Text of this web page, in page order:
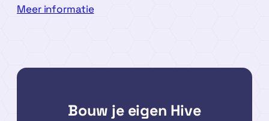
Meer informatie
Bouw je eigen Hive